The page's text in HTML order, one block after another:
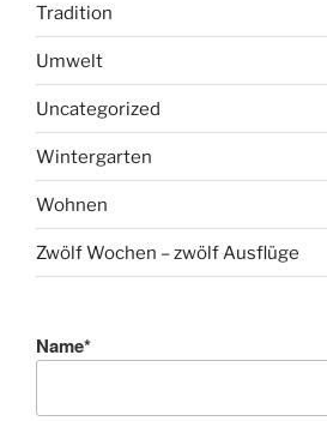
Tradition
Umwelt
Uncategorized
Wintergarten
Wohnen
Zwölf Wochen – zwölf Ausflüge
Name*